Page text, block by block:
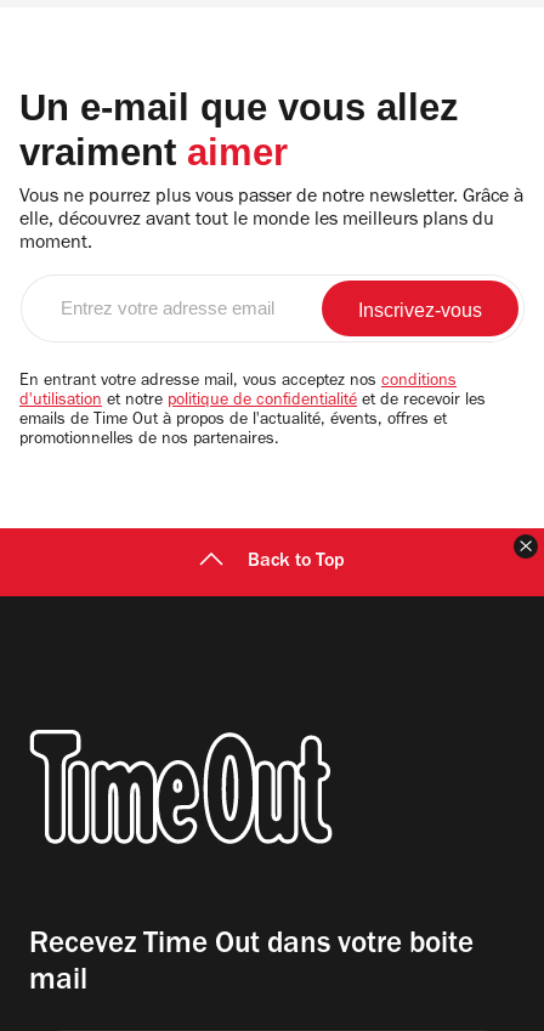
Un e-mail que vous allez
vraiment aimer
Vous ne pourrez plus vous passer de notre newsletter. Grâce à
elle, découvrez avant tout le monde les meilleurs plans du
moment.
email
En entrant votre adresse mail, vous acceptez nos conditions
d'utilisation et notre politique de confidentialité et de recevoir les
emails de Time Out à propos de l'actualité, évents, offres et
promotionnelles de nos partenaires.
Back to Top
Recevez Time Out dans votre boite
mail